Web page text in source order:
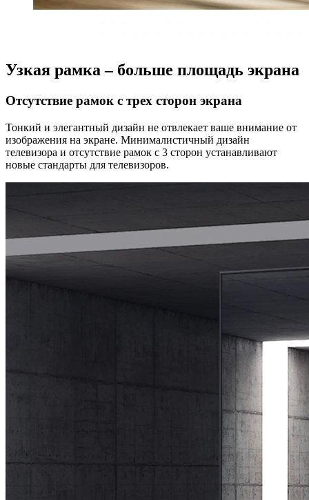
Узкая рамка – больше площадь экрана
Отсутствие рамок с трех сторон экрана
Тонкий и элегантный дизайн не отвлекает ваше внимание от
изображения на экране. Минималистичный дизайн
телевизора и отсутствие рамок с 3 сторон устанавливают
новые стандарты для телевизоров.